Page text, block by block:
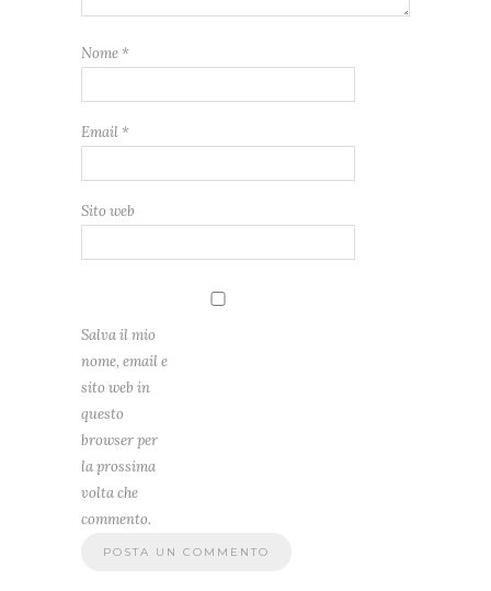
Nome *
Email *
Sito web
Salva il mio
nome, email e
sito web in
questo
browser per
la prossima
volta che
commento.